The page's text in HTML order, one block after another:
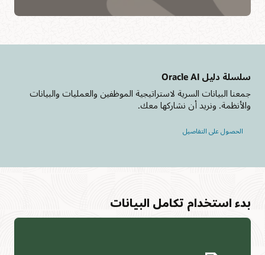
سلسلة دليل Oracle AI
جمعنا البيانات السرية لاستراتيجية الموظفين والعمليات والبيانات
والأنظمة. ونريد أن نشاركها معك.
الحصول على التفاصيل
بدء استخدام تكامل البيانات